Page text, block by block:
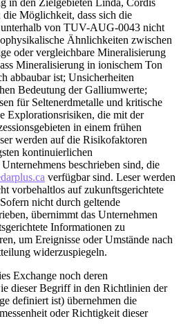
Möglichkeit, dass sich die
von TUV-AUG-0043 nicht
Ähnlichkeiten zwischen
oder vergleichbare Mineralisierung
Mineralisierung in ionischem Ton
abbaubar ist; Unsicherheiten
Bedeutung der Galliumwerte;
für Seltenerdmetalle und kritische
Explorationsrisiken, die mit der
in einem frühen
werden auf die Risikofaktoren
kontinuierlichen
beschrieben sind, die
verfügbar sind. Leser werden
vorbehaltlos auf zukunftsgerichtete
nicht durch geltende
übernimmt das Unternehmen
Informationen zu
um Ereignisse oder Umstände nach
widerzuspiegeln.
Exchange noch deren
dieser Begriff in den Richtlinien der
definiert ist) übernehmen die
oder Richtigkeit dieser